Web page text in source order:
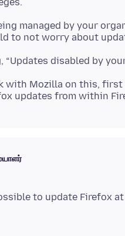
managed by your
with Mozilla on this,